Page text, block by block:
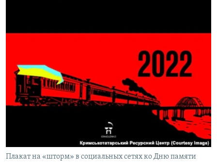
Плакат на «шторм» в социальных сетях ко Дню памяти